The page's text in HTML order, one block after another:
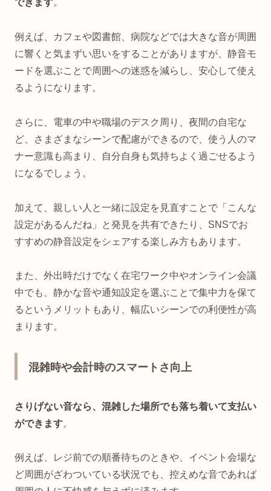
できます。
例えば、カフェや図書館、病院などでは大きな音が周囲
に響くと気まずい思いをすることがありますが、静音モ
ードを選ぶことで周囲への迷惑を減らし、安心して使え
るようになります。
さらに、電車の中や職場のデスク周り、夜間の自宅な
ど、さまざまなシーンで配慮ができるので、使う人のマ
ナー意識も高まり、自分自身も気持ちよく過ごせるよう
になるでしょう。
加えて、親しい人と一緒に設定を見直すことで「こんな
設定があるんだね」と発見を共有できたり、SNSでお
すすめの静音設定をシェアする楽しみ方もあります。
また、外出時だけでなく在宅ワーク中やオンライン会議
中でも、静かな音や通知設定を選ぶことで集中力を保て
るというメリットもあり、幅広いシーンでの利便性が高
まります。
混雑時や会計時のスマートさ向上
さりげない音なら、混雑した場所でも落ち着いて支払い
ができます。
例えば、レジ前での順番待ちのときや、イベント会場な
ど周囲がざわついている状況でも、控えめな音であれば